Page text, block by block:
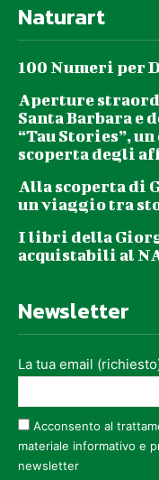
Naturart
100 Numeri per
Aperture
Santa Barbara e
“Tau Stories”,
scoperta degli
Alla scoperta di
un viaggio tra
I libri della
acquistabili al
Newsletter
La tua email
Acconsento al
materiale informativo e
newsletter